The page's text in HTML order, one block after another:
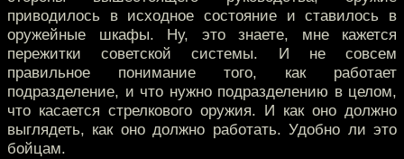
приводилось в исходное состояние и ставилось в
оружейные шкафы. Ну, это знаете, мне кажется
пережитки советской системы. И не совсем
правильное понимание того, как работает
подразделение, и что нужно подразделению в целом,
что касается стрелкового оружия. И как оно должно
выглядеть, как оно должно работать. Удобно ли это
бойцам.